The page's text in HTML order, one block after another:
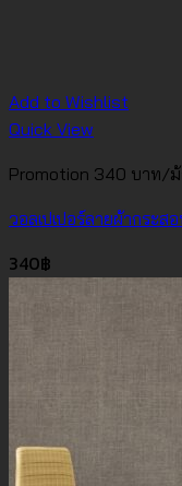
Add to Wishlist
Quick View
Promotion 340 บาท/
วอลเปเปอร์ลายผ้ากระ
340฿